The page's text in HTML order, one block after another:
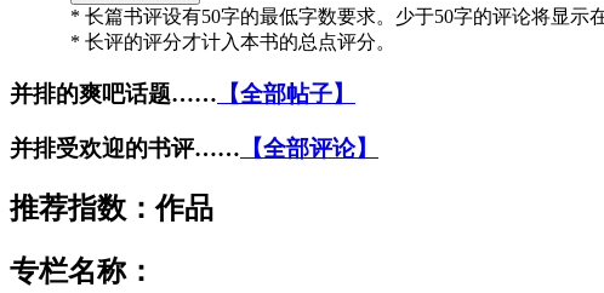
* 长篇书评设有50字的最低字数要求。少于50字的评论将显示
* 长评的评分才计入本书的总点评分。
并排的爽吧话题…… 【全部帖子】
并排受欢迎的书评…… 【全部评论】
推荐指数：作品
专栏名称：